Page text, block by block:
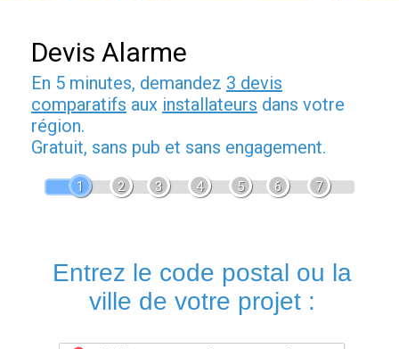
Devis Alarme
En 5 minutes, demandez 3 devis
comparatifs aux installateurs dans votre
région.
Gratuit, sans pub et sans engagement.
1 2 3 4 5 6 7
Entrez le code postal ou la
ville de votre projet :